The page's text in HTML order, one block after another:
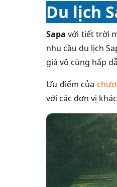
Du lịch
Sapa với tiết trời
nhu cầu du lịch
giá vô cùng hấp
Ưu điểm của
với các đơn vị